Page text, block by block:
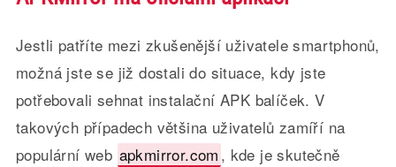
Jestli patříte mezi zkušenější uživatele smartphonů,
možná jste se již dostali do situace, kdy jste
potřebovali sehnat instalační APK balíček. V
takových případech většina uživatelů zamíří na
populární web apkmirror.com , kde je skutečně